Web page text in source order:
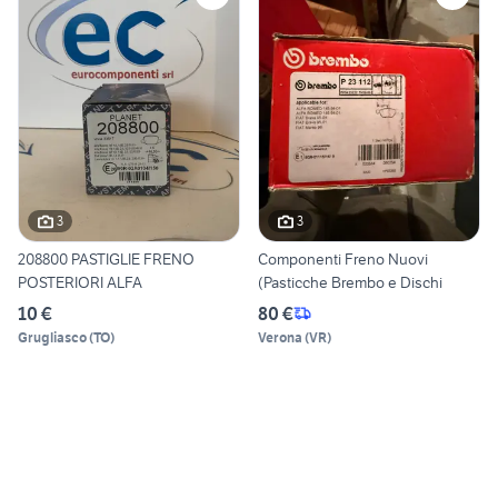
3
208800 PASTIGLIE FRENO
POSTERIORI ALFA
10 €
Grugliasco(TO)
3
Componenti Freno Nuovi
(Pasticche Brembo e Dischi
80 €
Verona (VR)